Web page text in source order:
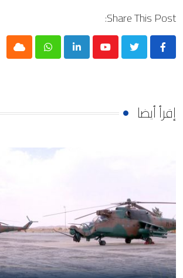
Share This Post:
Youtube
LinkedIn
Whatsapp
Cloud
إقرأ أيضا